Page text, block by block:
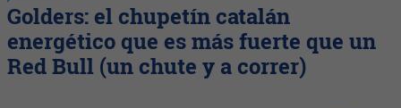
Golders: el chupetín catalán
energético que es más fuerte que un
Red Bull (un chute y a correr)